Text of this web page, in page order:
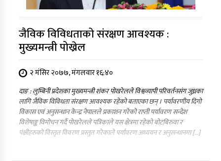
जैविक विविधताको संरक्षण आवश्यक :
मुख्यमन्त्री पोख्रेल
२ मंसिर २०७७, मंगलवार १६:४०
दाङ : लुम्बिनी प्रदेशका मुख्यमन्त्री शंकर पोखरेलले विश्वव्यापी परिवर्तनसंग जुध्नका
लागि जैविक विविधता संरक्षण आवश्यक रहेको बताएका छन् । पर्यावरणीय दिगो
विकास एवं अनुसन्धान केन्द्र नेपालले प्रकाशन गरेको राप्ती पर्यावरण सन्देश
विशेषाङ्क विमोचन गर्दै पोखरेलले पत्रिकाले यस क्षेत्रमा रहेको बोटबिरुवा र
पंक्षीहरुको विस्तृत विवरण प्रस्तुत गरेकाले पर्यावरण अध्ययन र अनुसन्धानमा […]